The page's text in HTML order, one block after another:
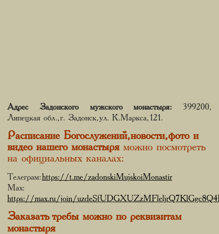
Адрес Задонского мужского монастыря: 399200,
Липецкая обл., г. Задонск, ул. К.Маркса, 121.
Расписание Богослужений, новости, фото и
видео нашего монастыряможно посмотреть
на официальных каналах:
Телеграм: https://t.me/zadonskiMujskoiMonastir
Мах:
https://max.ru/join/
Заказать требы можно по реквизитам
монастыря